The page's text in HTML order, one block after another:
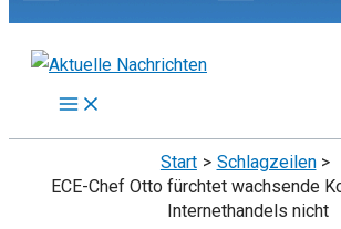
Start
Schlagzeilen
ECE-Chef Otto fürchtet wachsende
Internethandels nicht